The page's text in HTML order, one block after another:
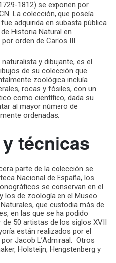
1812) se exponen por
La colección, que poseía
adquirida en subasta pública
Historia Natural en
orden de Carlos III.
y dibujante, es el
de su colección que
zoológica incluía
rocas y fósiles, con un
como científico, dada su
al mayor número de
ordenadas.
técnicas
parte de la colección se
Nacional de España, los
se conservan en el
los de zoología en el Museo
que custodia más de
en las que se ha podido
de 50 artistas de los siglos XVII
están realizados por el
Jacob L’Admiraal. Otros
Holsteijn, Hengstenberg y